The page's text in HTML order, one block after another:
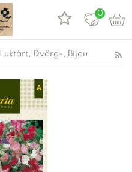
0
Luktärt, Dvärg-, Bijou